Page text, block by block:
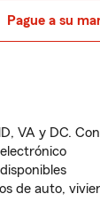
Pague a su
VA y DC.
de auto,